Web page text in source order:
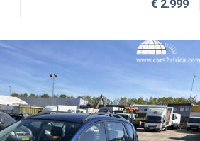
€ 2.999